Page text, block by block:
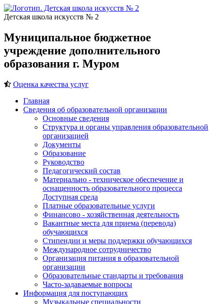
Детская школа искусств № 2
Муниципальное бюджетное
учреждение дополнительного
образования г. Муром
Оценка качества услуг
Главная
Сведения об образовательной организации
Основные сведения
Структура и органы управления образовательной
организацией
Документы
Образование
Руководство
Педагогический состав
Материально - техническое обеспечение и
оснащенность образовательного процесса
Доступная среда
Платные образовательные услуги
Финансово - хозяйственная деятельность
Вакантные места для приема (перевода)
обучающихся
Стипендии и меры поддержки обучающихся
Международное сотрудничество
Организация питания в образовательной
организации
Образовательные стандарты и требования
Часто-задаваемые вопросы
Информация для поступающих
Музыкальные специальности